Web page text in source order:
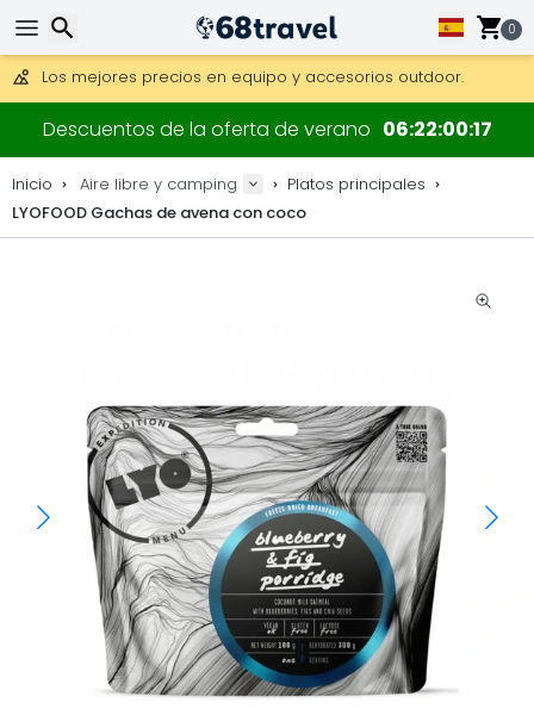
0
Envío DHL 1 día disponible.
30 días para devoluciones, 90 días para mapas de madera
Los mejores precios en equipo y accesorios outdoor.
Descuentos de la oferta de verano 06220017
Inicio Aire libre y camping
Platos principales
LYOFOOD Gachas de avena con coco
Buscar